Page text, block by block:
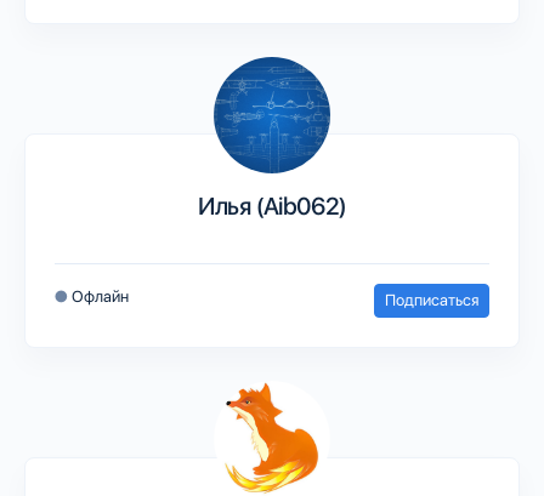
Илья (Aib062)
● Офлайн Подписаться